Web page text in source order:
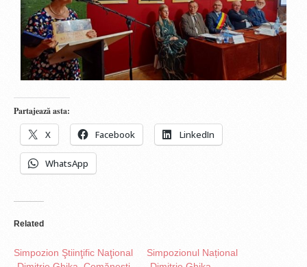
Partajează asta:
X Facebook LinkedIn
WhatsApp
Related
Simpozion Ştiinţific Naţional
Simpozionul Național